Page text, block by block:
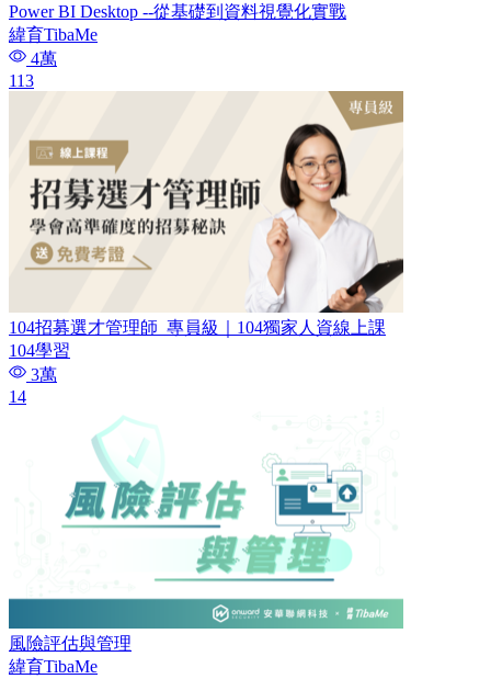
Power BI Desktop --從基礎到資料視覺化實戰
緯育TibaMe
4萬
113
104招募選才管理師_專員級｜104獨家人資線上課
104學習
3萬
14
風險評估與管理
緯育TibaMe